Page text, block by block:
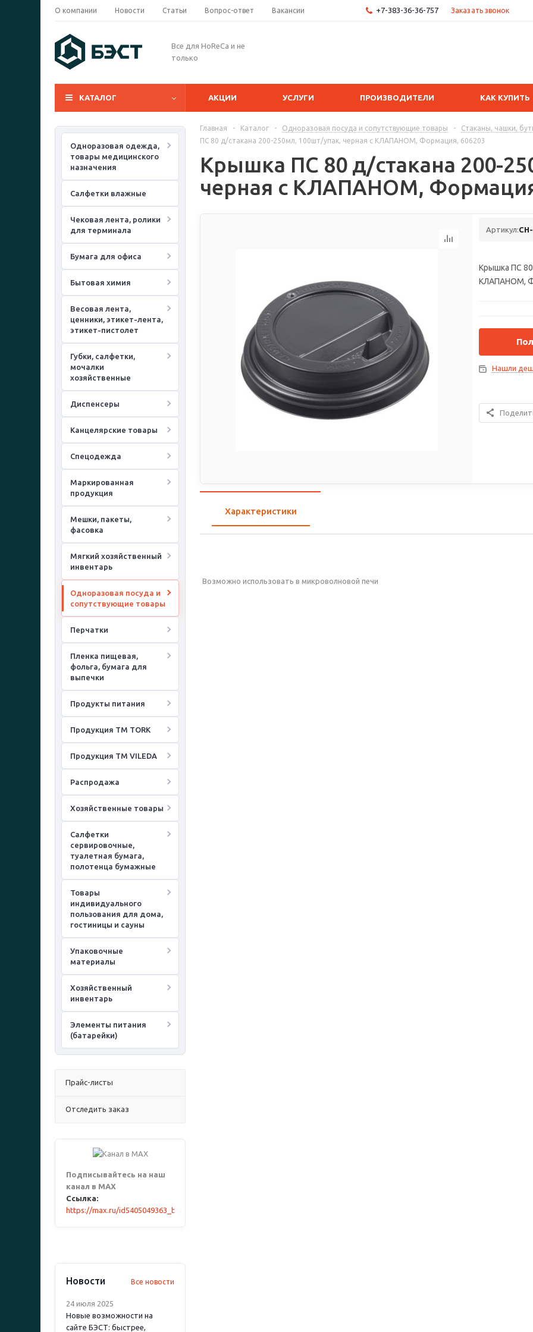
О компании Новости Статьи Вопрос-ответ Вакансии +7-383-36-36-757 Заказать звонок
Все для HoReCa и не
только
КАТАЛОГ АКЦИИ УСЛУГИ ПРОИЗВОДИТЕЛИ КАК КУПИТЬ
Одноразовая одежда,
товары медицинского
назначения
Салфетки влажные
Чековая лента, ролики
для терминала
Бумага для офиса
Бытовая химия
Весовая лента,
ценники, этикет-лента,
этикет-пистолет
Губки, салфетки,
мочалки
хозяйственные
Диспенсеры
Канцелярские товары
Спецодежда
Маркированная
продукция
Мешки, пакеты,
фасовка
Мягкий хозяйственный
инвентарь
Одноразовая посуда и
сопутствующие товары
Перчатки
Пленка пищевая,
фольга, бумага для
выпечки
Продукты питания
Продукция ТМ TORK
Продукция ТМ VILEDA
Распродажа
Хозяйственные товары
Салфетки
сервировочные,
туалетная бумага,
полотенца бумажные
Товары
индивидуального
пользования для дома,
гостиницы и сауны
Упаковочные
материалы
Хозяйственный
инвентарь
Элементы питания
(батарейки)
Прайс-листы
Отследить заказ
Подписывайтесь на наш
канал в MAX
Ссылка:
https://max.ru/id5405049363_biz
Новости Все новости
24 июля 2025
Новые возможности на
сайте БЭСТ: быстрее,
Главная - Каталог - Одноразовая посуда и сопутствующие товары -
Стаканы, чашки,
ПС 80 д/стакана 200-250мл, 100шт/упак, черная с КЛАПАНОМ, Формация, 606203
Крышка ПС 80 д/стакана 200-
черная с КЛАПАНОМ,
Артикул:
Крышка ПС
КЛАПАНОМ,
Нашли
Характеристики
Возможно использовать в микроволновой печи